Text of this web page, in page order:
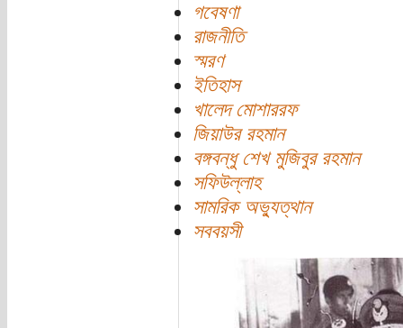
গবেষণা
রাজনীতি
স্মরণ
ইতিহাস
খালেদ মোশাররফ
জিয়াউর রহমান
বঙ্গবন্ধু শেখ মুজিবুর রহমান
সফিউল্লাহ
সামরিক অভ্যুত্থান
সববয়সী